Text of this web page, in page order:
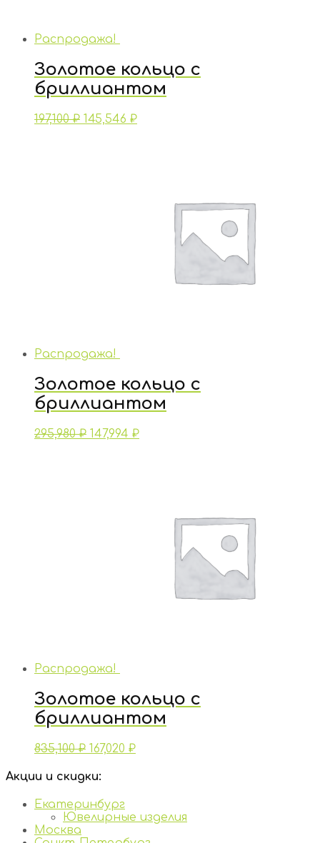
Распродажа!
Золотое кольцо с
бриллиантом
197,100₽ 145,546 ₽
Распродажа!
Золотое кольцо с
бриллиантом
295,980₽ 147,994 ₽
Распродажа!
Золотое кольцо с
бриллиантом
835,100₽ 167,020 ₽
Акции и скидки:
Екатеринбург
Ювелирные изделия
Москва